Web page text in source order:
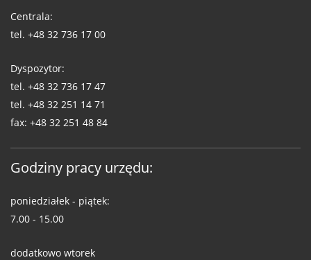
WUG
Centrala:
tel. +48 32 736 17 00
Dyspozytor:
tel. +48 32 736 17 47
tel. +48 32 251 14 71
fax: +48 32 251 48 84
Godziny pracy urzędu:
poniedziałek - piątek:
7.00 - 15.00
dodatkowo wtorek